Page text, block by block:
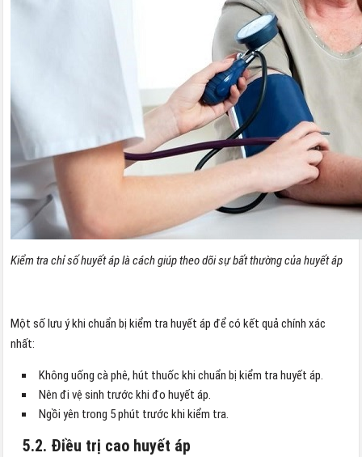
Kiểm tra chỉ số huyết áp là cách giúp theo dõi sự bất thường của huyết áp
Một số lưu ý khi chuẩn bị kiểm tra huyết áp để có kết quả chính xác
nhất:
Không uống cà phê, hút thuốc khi chuẩn bị kiểm tra huyết áp.
Nên đi vệ sinh trước khi đo huyết áp.
Ngồi yên trong 5 phút trước khi kiểm tra.
5.2. Điều trị cao huyết áp